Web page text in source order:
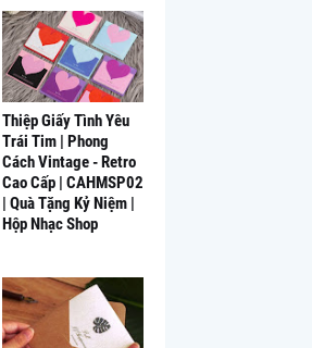
Thiệp Giấy Tình Yêu
Trái Tim | Phong
Cách Vintage - Retro
Cao Cấp | CAHMSP02
| Quà Tặng Kỷ Niệm |
Hộp Nhạc Shop